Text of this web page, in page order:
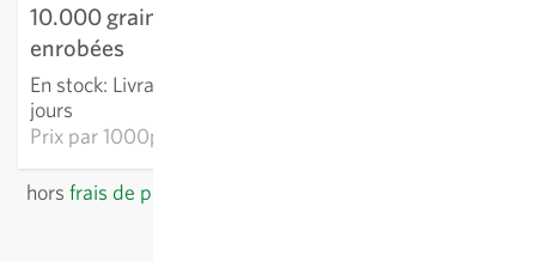
10.000 graines
enrobées
En stock: Livraison 3-5
jours
Prix par1000p: 12,80 €
hors frais de port